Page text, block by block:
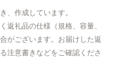
、作成しています。
返礼品の仕様（規格、容量、
がございます。お届けした返
注意書きなどをご確認くださ